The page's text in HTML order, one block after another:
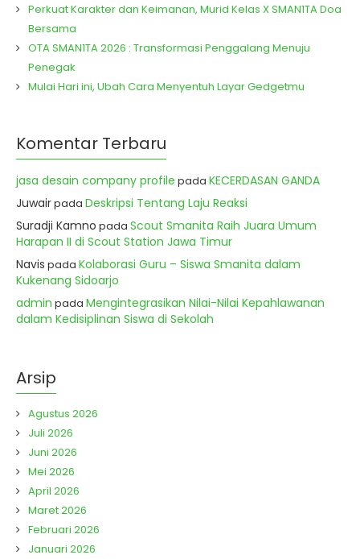
Perkuat Karakter dan Keimanan, Murid Kelas X SMAN1TA Doa
Bersama
OTA SMAN1TA 2026 : Transformasi Penggalang Menuju
Penegak
Mulai Hari ini, Ubah Cara Menyentuh Layar Gedgetmu
Komentar Terbaru
jasa desain company profile pada KECERDASAN GANDA
Juwairpada Deskripsi Tentang Laju Reaksi
Suradji Kamno pada Scout Smanita Raih Juara Umum
Harapan II di Scout Station Jawa Timur
Navis pada Kolaborasi Guru – Siswa Smanita dalam
Kukenang Sidoarjo
admin pada Mengintegrasikan Nilai-Nilai Kepahlawanan
dalam Kedisiplinan Siswa di Sekolah
Arsip
Agustus 2026
Juli 2026
Juni 2026
Mei 2026
April 2026
Maret 2026
Februari 2026
Januari 2026